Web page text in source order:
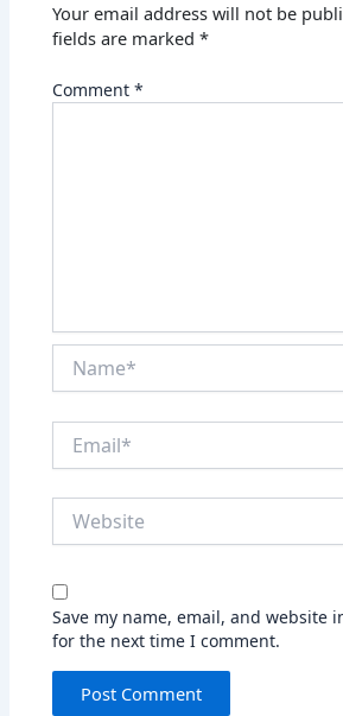
Your email address will not be
fields are marked*
Comment*
Save my name, email, and website
for the next time I comment.